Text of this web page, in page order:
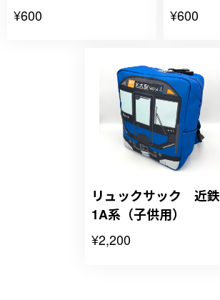
¥600
¥600
リュックサック 近鉄
1A系（子供用）
¥2,200